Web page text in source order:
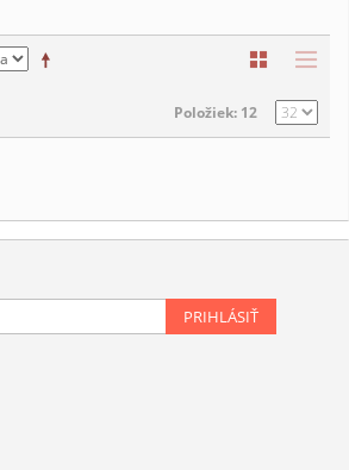
Položiek: 12
PRIHLÁSIŤ